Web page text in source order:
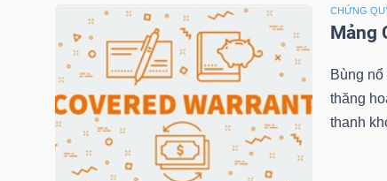
CHỨNG
Mảng
Bùng
thăng
thanh
VIETSTOCKFINANCE